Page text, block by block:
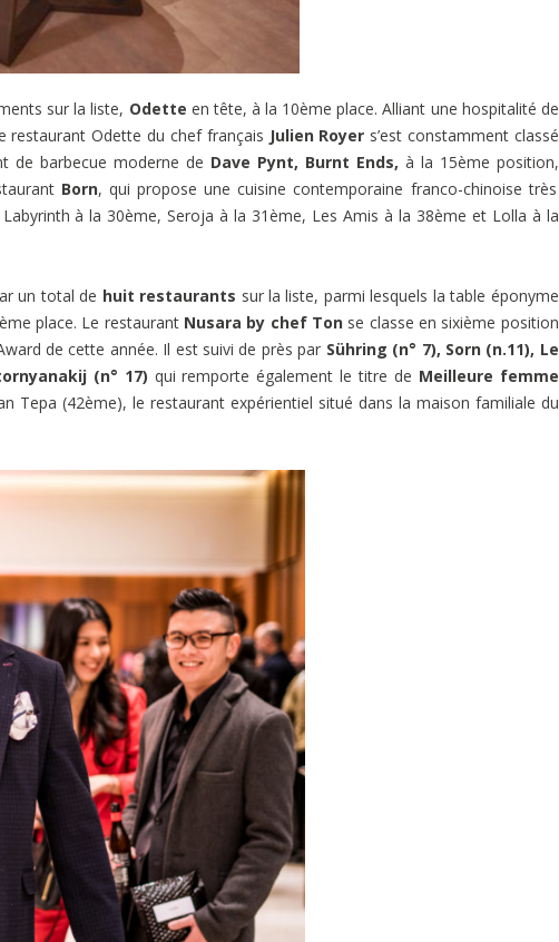
sur la liste, Odette en tête, à la 10ème place. Alliant une hospitalité de
restaurant Odette du chef français Julien Royer s’est constamment classé
de barbecue moderne de Dave Pynt, Burnt Ends, à la 15ème position,
Born, qui propose une cuisine contemporaine franco-chinoise très
à la 30ème, Seroja à la 31ème, Les Amis à la 38ème et Lolla à la
un total de huit restaurants sur la liste, parmi lesquels la table éponyme
place. Le restaurantNusara by chef Ton se classe en sixième position
de cette année. Il est suivi de près par Sühring (n° 7), Sorn (n.11), Le
(n° 17) qui remporte également le titre de Meilleure femme
Tepa (42ème), le restaurant expérientiel situé dans la maison familiale du